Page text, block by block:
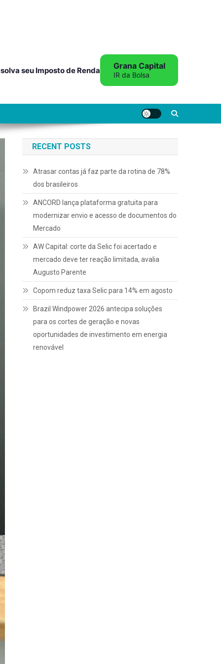
seu Imposto de Renda Grana Capital
IR da Bolsa
RECENT POSTS
Atrasar contas já faz parte da rotina de 78%
dos brasileiros
ANCORD lança plataforma gratuita para
modernizar envio e acesso de documentos do
Mercado
AW Capital: corte da Selic foi acertado e
mercado deve ter reação limitada, avalia
Augusto Parente
Copom reduz taxa Selic para 14% em agosto
Brazil Windpower 2026 antecipa soluções
para os cortes de geração e novas
oportunidades de investimento em energia
renovável